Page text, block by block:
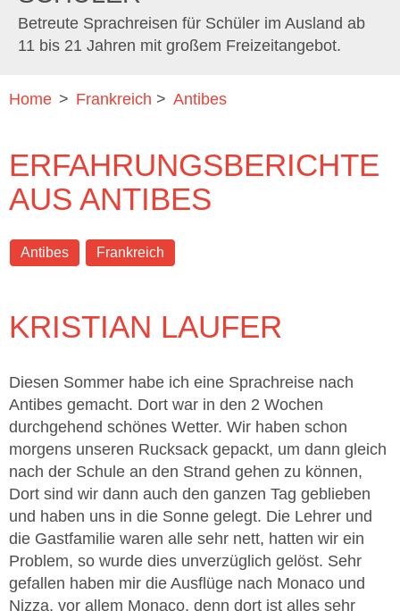
Betreute Sprachreisen für Schüler im Ausland ab
11 bis 21 Jahren mit großem Freizeitangebot.
Home > Frankreich > Antibes
ERFAHRUNGSBERICHTE
AUS ANTIBES
Antibes Frankreich
KRISTIAN LAUFER
Diesen Sommer habe ich eine Sprachreise nach
Antibes gemacht. Dort war in den 2 Wochen
durchgehend schönes Wetter. Wir haben schon
morgens unseren Rucksack gepackt, um dann gleich
nach der Schule an den Strand gehen zu können,
Dort sind wir dann auch den ganzen Tag geblieben
und haben uns in die Sonne gelegt. Die Lehrer und
die Gastfamilie waren alle sehr nett, hatten wir ein
Problem, so wurde dies unverzüglich gelöst. Sehr
gefallen haben mir die Ausflüge nach Monaco und
Nizza, vor allem Monaco, denn dort ist alles sehr